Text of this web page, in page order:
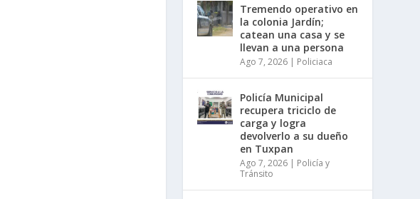
Tremendo operativo en
la colonia Jardín;
catean una casa y se
llevan a una persona
Ago 7, 2026| Policiaca
Policía Municipal
recupera triciclo de
carga y logra
devolverlo a su dueño
en Tuxpan
Ago 7, 2026| Policía y
Tránsito